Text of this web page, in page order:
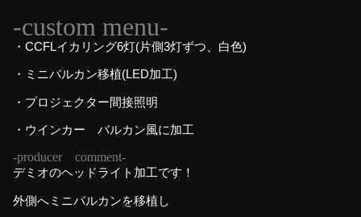
-custom menu-
・CCFLイカリング6灯(片側3灯ずつ、白色)
・ミニバルカン移植(LED加工)
・プロジェクター間接照明
・ウインカー バルカン風に加工
-producer comment-
デミオのヘッドライト加工です！
外側へミニバルカンを移植し